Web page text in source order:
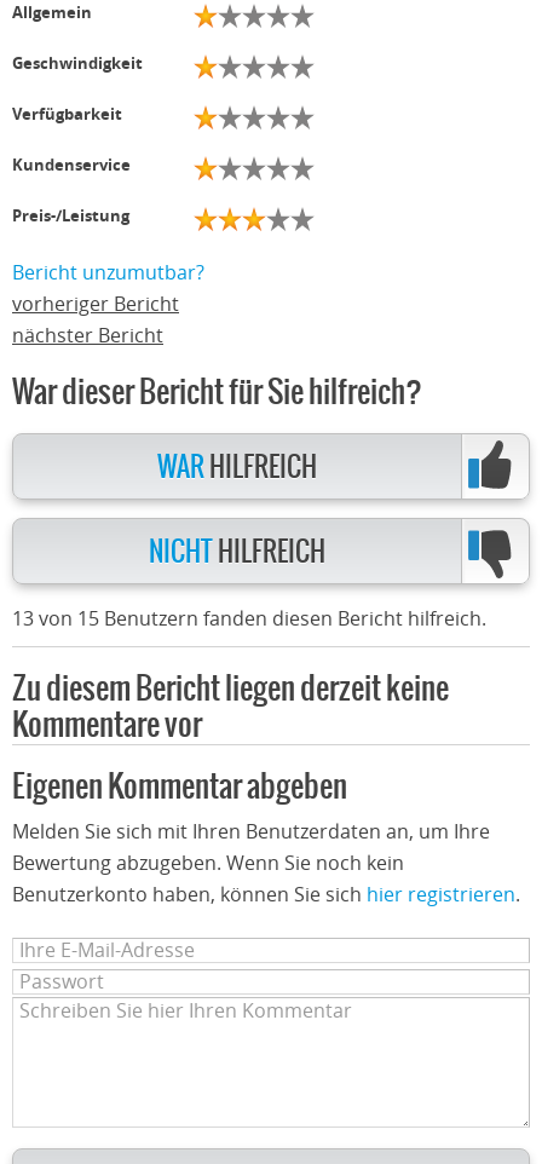
Allgemein
Geschwindigkeit
Verfügbarkeit
Kundenservice
Preis-/Leistung
Bericht unzumutbar?
vorheriger Bericht
nächster Bericht
War dieser Bericht für Sie hilfreich?
WAR HILFREICH
NICHT HILFREICH
13 von 15 Benutzern fanden diesen Bericht hilfreich.
Zu diesem Bericht liegen derzeit keine
Kommentare vor
Eigenen Kommentar abgeben
Melden Sie sich mit Ihren Benutzerdaten an, um Ihre
Bewertung abzugeben. Wenn Sie noch kein
Benutzerkonto haben, können Sie sich hier registrieren.